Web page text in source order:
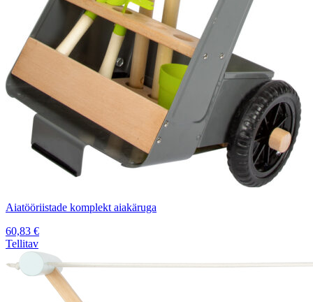
Aiatööriistade komplekt aiakäruga
60,83 €
Tellitav